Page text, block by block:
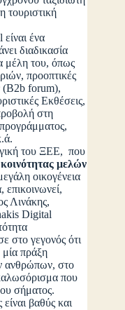
τουριστική
ένα
διαδικασία
μέλη του, όπως
προοπτικές
(B2b forum),
Εκθέσεις,
στη
του ΞΕΕ, που
μελών
οικογένεια
επικοινωνεί,
Λινάκης,
Digital
στο γεγονός ότι
μία πράξη
ανθρώπων, στο
που
σήματος.
βαθύς και